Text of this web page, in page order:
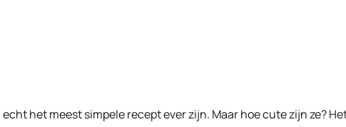
het meest simpele recept ever zijn. Maar hoe cute zijn ze?